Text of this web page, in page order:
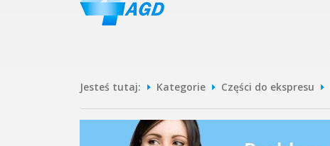
Jesteś tutaj: Kategorie Części do ekspresu